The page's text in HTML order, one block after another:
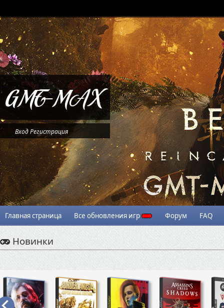
ВходРегистрация
Главная страница Все обновления игр Форум FAQ
Новинки